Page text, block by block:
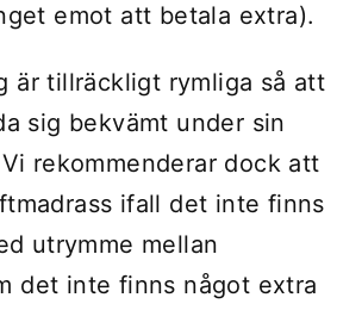
emot att betala extra).
är tillräckligt rymliga så att
sig bekvämt under sin
rekommenderar dock att
ifall det inte finns
utrymme mellan
det inte finns något extra